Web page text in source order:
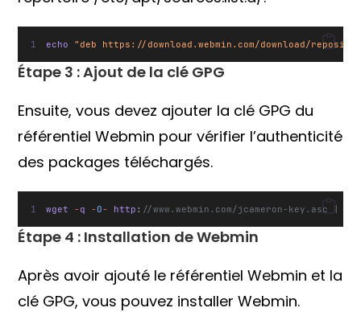
echo "deb https://download.webmin.com/download/
Étape 3 : Ajout de la clé GPG
Ensuite, vous devez ajouter la clé GPG du
référentiel Webmin pour vérifier l’authenticité
des packages téléchargés.
wget - q - O- http : //www.webmin.com/jcameron-key.asc |
Étape 4 : Installation de Webmin
Après avoir ajouté le référentiel Webmin et la
clé GPG, vous pouvez installer Webmin.